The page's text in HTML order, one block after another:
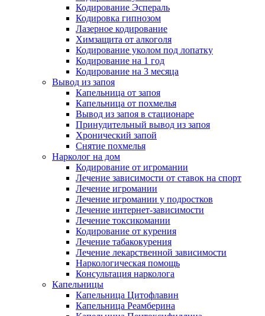
Кодирование Эспераль
Кодировка гипнозом
Лазерное кодирование
Химзащита от алкоголя
Кодирование уколом под лопатку
Кодирование на 1 год
Кодирование на 3 месяца
Вывод из запоя
Капельница от запоя
Капельница от похмелья
Вывод из запоя в стационаре
Принудительный вывод из запоя
Хронический запой
Снятие похмелья
Нарколог на дом
Кодирование от игромании
Лечение зависимости от ставок на спорт
Лечение игромании
Лечение игромании у подростков
Лечение интернет-зависимости
Лечение токсикомании
Кодирование от курения
Лечение табакокурения
Лечение лекарственной зависимости
Наркологическая помощь
Консультация нарколога
Капельницы
Капельница Цитофлавин
Капельница Реамберина